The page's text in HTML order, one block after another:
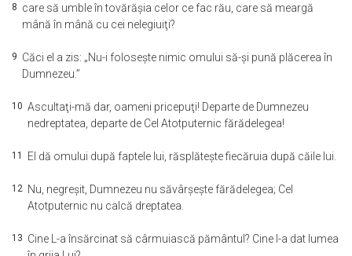
8 care să umble în tovărăşia celor ce fac rău, care să meargă
mână în mână cu cei nelegiuiţi?
9 Căci el a zis: „Nu-i foloseşte nimic omului să-şi pună plăcerea în
Dumnezeu.”
10 Ascultaţi-mă dar, oameni pricepuţi! Departe de Dumnezeu
nedreptatea, departe de Cel Atotputernic fărădelegea!
11 El dă omului după faptele lui, răsplăteşte fiecăruia după căile lui.
12 Nu, negreşit, Dumnezeu nu săvârşeşte fărădelegea; Cel
Atotputernic nu calcă dreptatea.
13 Cine L-a însărcinat să cârmuiască pământul? Cine I-a dat lumea